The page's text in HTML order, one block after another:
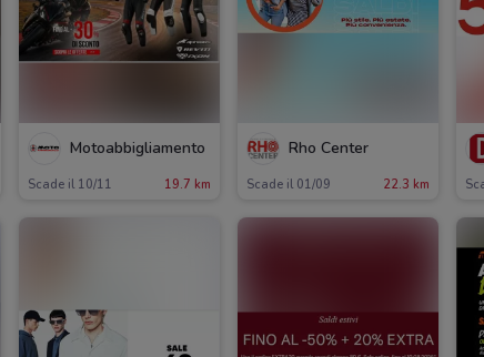
Motoabbigliamento
Scade il 10/11 19.7 km
Rho Center
Scade il 01/09 22.3 km